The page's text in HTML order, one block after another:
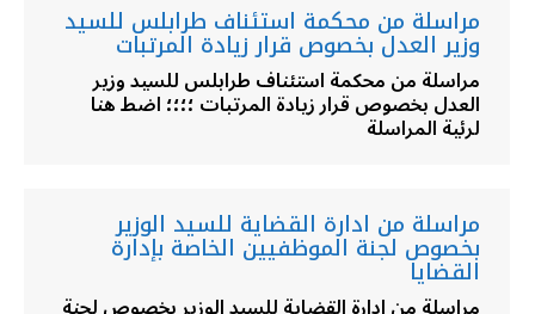
مراسلة من محكمة استئناف طرابلس للسيد
وزير العدل بخصوص قرار زيادة المرتبات
مراسلة من محكمة استئناف طرابلس للسيد وزير
العدل بخصوص قرار زيادة المرتبات ؛؛؛؛ اضط هنا
لرئية المراسلة
مراسلة من ادارة القضاية للسيد الوزير
بخصوص لجنة الموظفيين الخاصة بإدارة
القضايا